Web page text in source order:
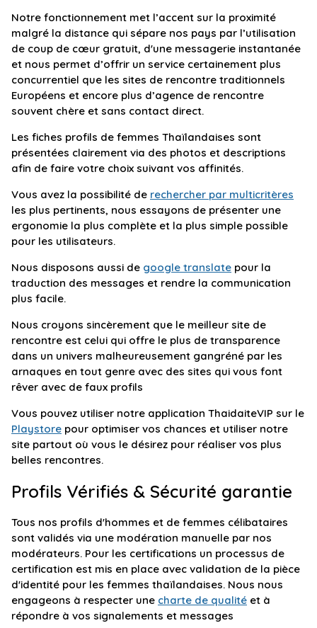
Notre fonctionnement met l’accent sur la proximité
malgré la distance qui sépare nos pays par l’utilisation
de coup de cœur gratuit, d'une messagerie instantanée
et nous permet d’offrir un service certainement plus
concurrentiel que les sites de rencontre traditionnels
Européens et encore plus d’agence de rencontre
souvent chère et sans contact direct.
Les fiches profils de femmes Thaïlandaises sont
présentées clairement via des photos et descriptions
afin de faire votre choix suivant vos affinités.
Vous avez la possibilité de rechercher par multicritères
les plus pertinents, nous essayons de présenter une
ergonomie la plus complète et la plus simple possible
pour les utilisateurs.
Nous disposons aussi de google translate pour la
traduction des messages et rendre la communication
plus facile.
Nous croyons sincèrement que le meilleur site de
rencontre est celui qui offre le plus de transparence
dans un univers malheureusement gangréné par les
arnaques en tout genre avec des sites qui vous font
rêver avec de faux profils
Vous pouvez utiliser notre application ThaidaiteVIP sur le
Playstore pour optimiser vos chances et utiliser notre
site partout où vous le désirez pour réaliser vos plus
belles rencontres.
Profils Vérifiés & Sécurité garantie
Tous nos profils d'hommes et de femmes célibataires
sont validés via une modération manuelle par nos
modérateurs. Pour les certifications un processus de
certification est mis en place avec validation de la pièce
d'identité pour les femmes thaïlandaises. Nous nous
engageons à respecter une charte de qualité et à
répondre à vos signalements et messages